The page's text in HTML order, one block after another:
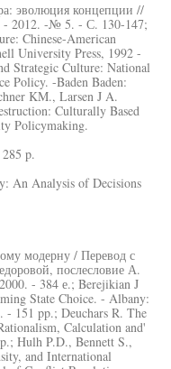
эволюция концепции //
- 2012. -№ 5. - С. 130-147;
Chinese-American
University Press, 1992 -
Strategic Culture: National
Policy. -Baden Baden:
KM., Larsen J A.
Culturally Based
Policymaking.
p.
An Analysis of Decisions
модерну / Перевод с
послесловие А.
- 384 е.; Berejikian J
State Choice. - Albany:
- 151 pp.; Deuchars R. The
Calculation and'
Hulh P.D., Bennett S.,
and International